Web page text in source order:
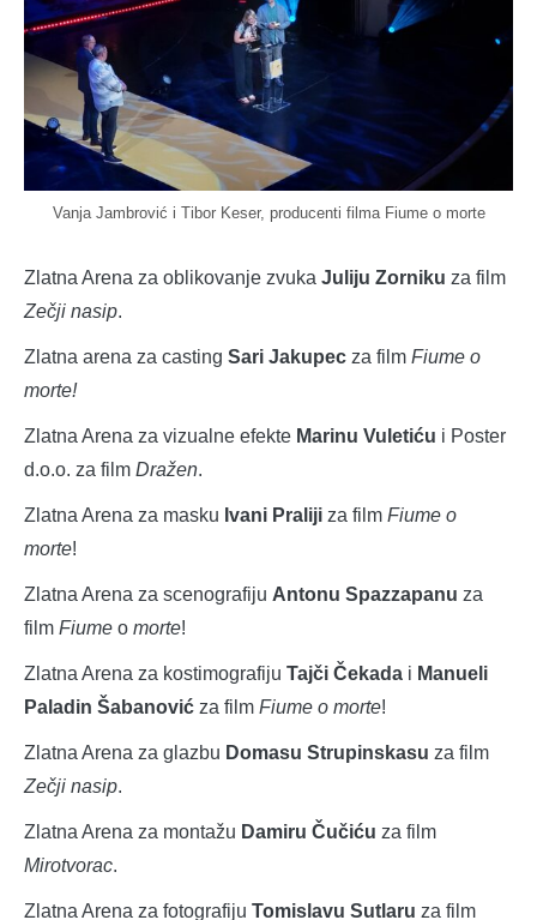
Vanja Jambrović i Tibor Keser, producenti filma Fiume o morte
Zlatna Arena za oblikovanje zvuka Juliju Zorniku za film
Zečji nasip.
Zlatna arena za casting Sari Jakupec za film Fiume o
morte!
Zlatna Arena za vizualne efekte Marinu Vuletiću i Poster
d.o.o. za film Dražen.
Zlatna Arena za masku Ivani Praliji za film Fiume o
morte!
Zlatna Arena za scenografiju Antonu Spazzapanu za
film Fiume o morte!
Zlatna Arena za kostimografiju Tajči Čekada i Manueli
Paladin Šabanović za film Fiume o morte!
Zlatna Arena za glazbu Domasu Strupinskasu za film
Zečji nasip.
Zlatna Arena za montažu Damiru Čučiću za film
Mirotvorac.
Zlatna Arena za fotografiju Tomislavu Sutlaru za film